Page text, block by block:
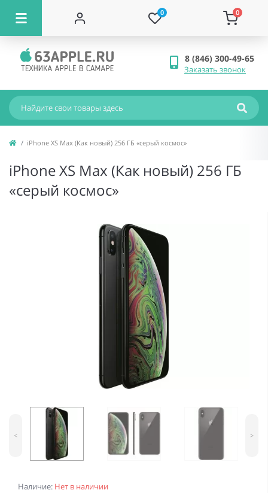
0 0
8 (846) 300-49-65
Заказать звонок
iPhone XS Max (Как новый) 256 ГБ «серый космос»
iPhone XS Max (Как новый) 256 ГБ
«серый космос»
Наличие: Нет в наличии
< >